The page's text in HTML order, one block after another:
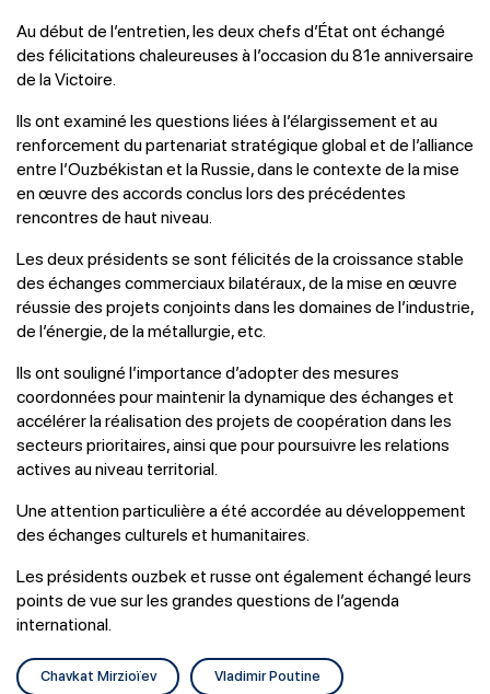
Au début de l’entretien, les deux chefs d’État ont échangé
des félicitations chaleureuses à l’occasion du 81e anniversaire
de la Victoire.
Ils ont examiné les questions liées à l’élargissement et au
renforcement du partenariat stratégique global et de l’alliance
entre l’Ouzbékistan et la Russie, dans le contexte de la mise
en œuvre des accords conclus lors des précédentes
rencontres de haut niveau.
Les deux présidents se sont félicités de la croissance stable
des échanges commerciaux bilatéraux, de la mise en œuvre
réussie des projets conjoints dans les domaines de l’industrie,
de l’énergie, de la métallurgie, etc.
Ils ont souligné l’importance d’adopter des mesures
coordonnées pour maintenir la dynamique des échanges et
accélérer la réalisation des projets de coopération dans les
secteurs prioritaires, ainsi que pour poursuivre les relations
actives au niveau territorial.
Une attention particulière a été accordée au développement
des échanges culturels et humanitaires.
Les présidents ouzbek et russe ont également échangé leurs
points de vue sur les grandes questions de l’agenda
international.
Chavkat Mirzioïev Vladimir Poutine